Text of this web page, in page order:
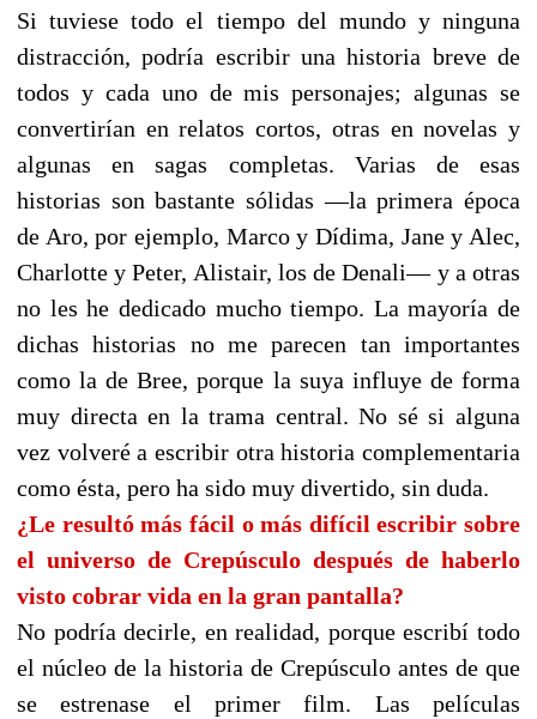
Si tuviese todo el tiempo del mundo y ninguna
distracción, podría escribir una historia breve de
todos y cada uno de mis personajes; algunas se
convertirían en relatos cortos, otras en novelas y
algunas en sagas completas. Varias de esas
historias son bastante sólidas —la primera época
de Aro, por ejemplo, Marco y Dídima, Jane y Alec,
Charlotte y Peter, Alistair, los de Denali— y a otras
no les he dedicado mucho tiempo. La mayoría de
dichas historias no me parecen tan importantes
como la de Bree, porque la suya influye de forma
muy directa en la trama central. No sé si alguna
vez volveré a escribir otra historia complementaria
como ésta, pero ha sido muy divertido, sin duda.
¿Le resultó más fácil o más difícil escribir sobre
el universo de Crepúsculo después de haberlo
visto cobrar vida en la gran pantalla?
No podría decirle, en realidad, porque escribí todo
el núcleo de la historia de Crepúsculo antes de que
se estrenase el primer film. Las películas